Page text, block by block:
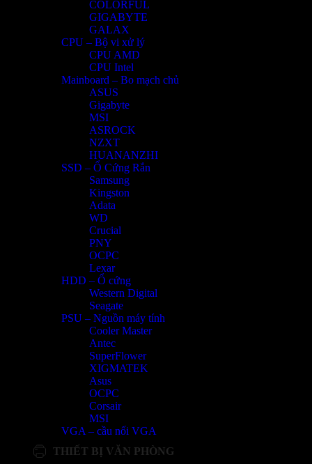
COLORFUL
GIGABYTE
GALAX
CPU – Bộ vi xử lý
CPU AMD
CPU Intel
Mainboard – Bo mạch chủ
ASUS
Gigabyte
MSI
ASROCK
NZXT
HUANANZHI
SSD – Ổ Cứng Rắn
Samsung
Kingston
Adata
WD
Crucial
PNY
OCPC
Lexar
HDD – Ổ cứng
Western Digital
Seagate
PSU – Nguồn máy tính
Cooler Master
Antec
SuperFlower
XIGMATEK
Asus
OCPC
Corsair
MSI
VGA – cầu nối VGA
THIẾT BỊ VĂN PHÒNG